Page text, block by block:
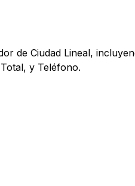
de Ciudad Lineal,
y Teléfono.